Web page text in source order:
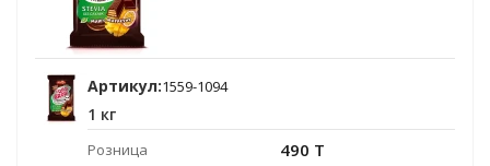
Артикул:1559-1094
1 кг
Розница 490 T